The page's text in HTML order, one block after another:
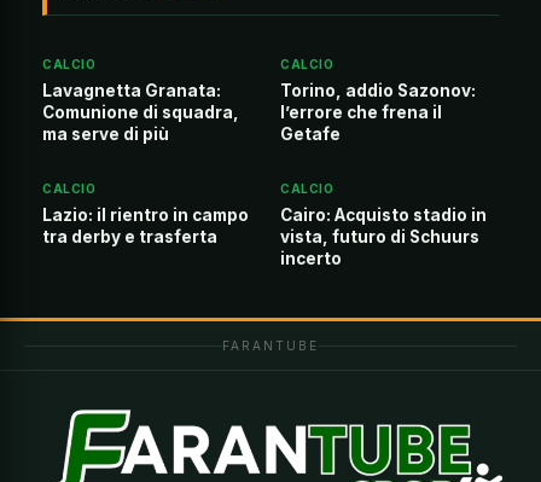
CALCIO
Lavagnetta Granata:
Comunione di squadra,
ma serve di più
CALCIO
Torino, addio Sazonov:
l’errore che frena il
Getafe
CALCIO
Lazio: il rientro in campo
tra derby e trasferta
CALCIO
Cairo: Acquisto stadio in
vista, futuro di Schuurs
incerto
FARANTUBE